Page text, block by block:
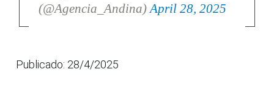
(@Agencia_Andina)April 28, 2025
Publicado: 28/4/2025